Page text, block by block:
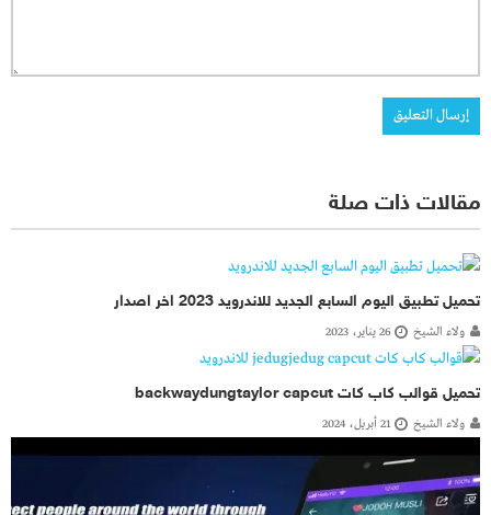
مقالات ذات صلة
تحميل تطبيق اليوم السابع الجديد للاندرويد 2023 اخر اصدار
ولاء الشيخ 26 يناير، 2023
تحميل قوالب كاب كات backwaydungtaylor capcut
ولاء الشيخ 21 أبريل، 2024